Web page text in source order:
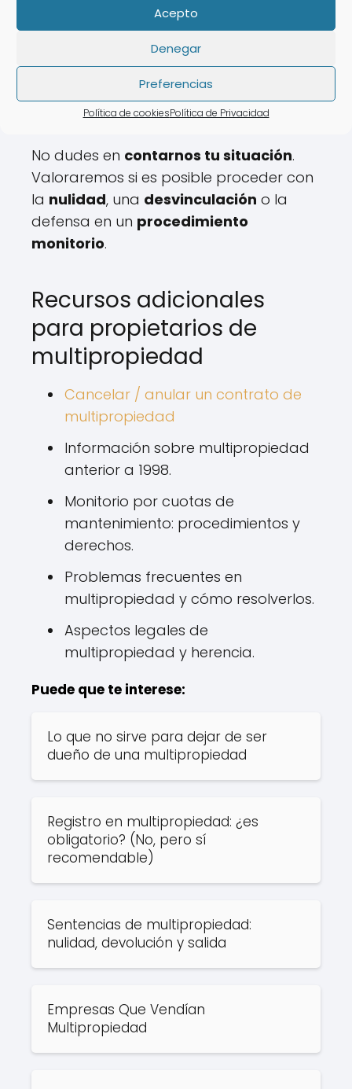
Acepto
Denegar
Preferencias
Política de cookiesPolítica de Privacidad
ofrecerte el guía necesaria para
evaluar tu situación.
Revisión gratuita de tu
caso
No dudes en contarnos tu situación.
Valoraremos si es posible proceder con
la nulidad, una desvinculación o la
defensa en un procedimiento
monitorio.
Recursos adicionales
para propietarios de
multipropiedad
Cancelar / anular un contrato de
multipropiedad
Información sobre multipropiedad
anterior a 1998.
Monitorio por cuotas de
mantenimiento: procedimientos y
derechos.
Problemas frecuentes en
multipropiedad y cómo resolverlos.
Aspectos legales de
multipropiedad y herencia.
Puede que te interese:
Lo que no sirve para dejar de ser
dueño de una multipropiedad
Registro en multipropiedad: ¿es
obligatorio? (No, pero sí
recomendable)
Sentencias de multipropiedad:
nulidad, devolución y salida
Empresas Que Vendían
Multipropiedad